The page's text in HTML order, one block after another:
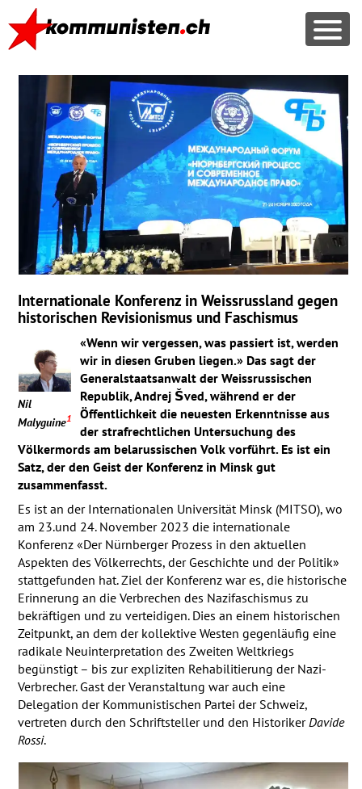
Internationale Konferenz in Weissrussland gegen
historischen Revisionismus und Faschismus
Nil
Malyguine1
«Wenn wir vergessen, was passiert ist, werden
wir in diesen Gruben liegen.» Das sagt der
Generalstaatsanwalt der Weissrussischen
Republik, Andrej Šved, während er der
Öffentlichkeit die neuesten Erkenntnisse aus
der strafrechtlichen Untersuchung des
Völkermords am belarussischen Volk vorführt. Es ist ein
Satz, der den Geist der Konferenz in Minsk gut
zusammenfasst.
Es ist an der Internationalen Universität Minsk (MITSO), wo
am 23.und 24. November 2023 die internationale
Konferenz «Der Nürnberger Prozess in den aktuellen
Aspekten des Völkerrechts, der Geschichte und der Politik»
stattgefunden hat. Ziel der Konferenz war es, die historische
Erinnerung an die Verbrechen des Nazifaschismus zu
bekräftigen und zu verteidigen. Dies an einem historischen
Zeitpunkt, an dem der kollektive Westen gegenläufig eine
radikale Neuinterpretation des Zweiten Weltkriegs
begünstigt – bis zur expliziten Rehabilitierung der Nazi-
Verbrecher. Gast der Veranstaltung war auch eine
Delegation der Kommunistischen Partei der Schweiz,
vertreten durch den Schriftsteller und den HistorikerDavide
Rossi.